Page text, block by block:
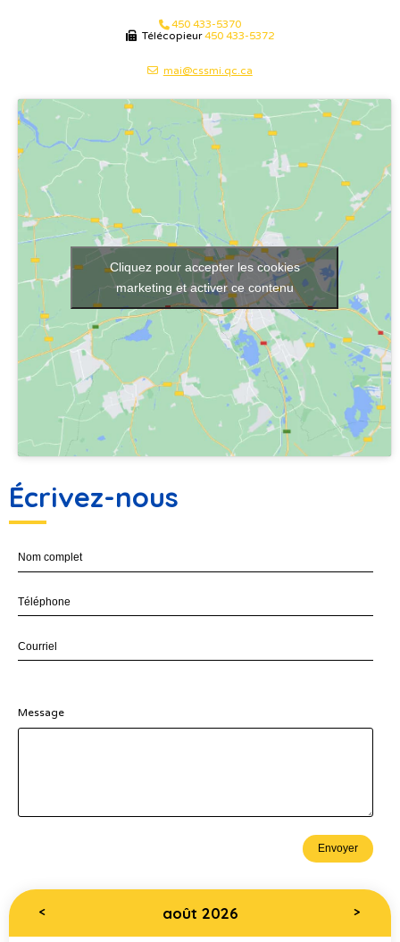
450 433-5370
Télécopieur450 433-5372
mai@cssmi.qc.ca
Cliquez pour accepter les cookies
marketing et activer ce contenu
Écrivez-nous
Message
< août 2026 >